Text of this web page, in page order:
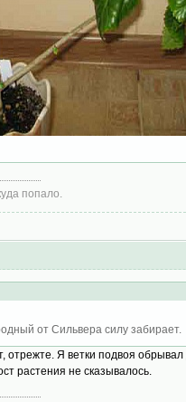
попало.
от Сильвера силу забирает.
отрежте. Я ветки подвоя
растения не сказывалось.